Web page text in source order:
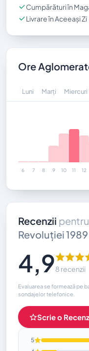
Cumpărături în
Livrare în Aceeași Zi
Ore
Luni Marți Miercuri
6 7 8 9 10 11 12
Recenzii pentru
Revoluției 1989
4,98 recenzii
Evaluarea se formează pe
sondajelor telefonice.
Scrie o
5